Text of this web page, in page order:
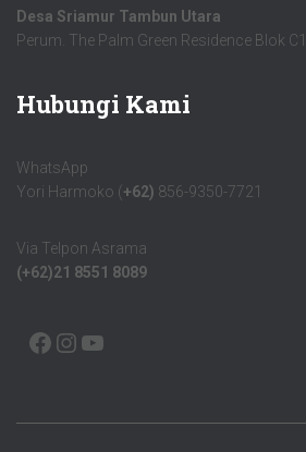
Desa Sriamur Tambun Utara
Perum. The Palm Green Residence Blok
Hubungi Kami
WhatsApp
Yori Harmoko (+62) 856-9350-7721
Via Telpon Asrama
(+62)21 8551 8089